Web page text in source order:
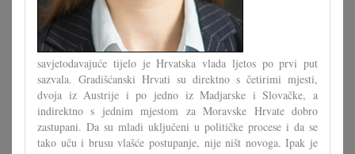
savjetodavajuće tijelo je Hrvatska vlada ljetos po prvi put
sazvala. Gradišćanski Hrvati su direktno s četirimi mjesti,
dvoja iz Austrije i po jedno iz Madjarske i Slovačke, a
indirektno s jednim mjestom za Moravske Hrvate dobro
zastupani. Da su mladi uključeni u političke procese i da se
tako uču i brusu vlašće postupanje, nije ništ novoga. Ipak je